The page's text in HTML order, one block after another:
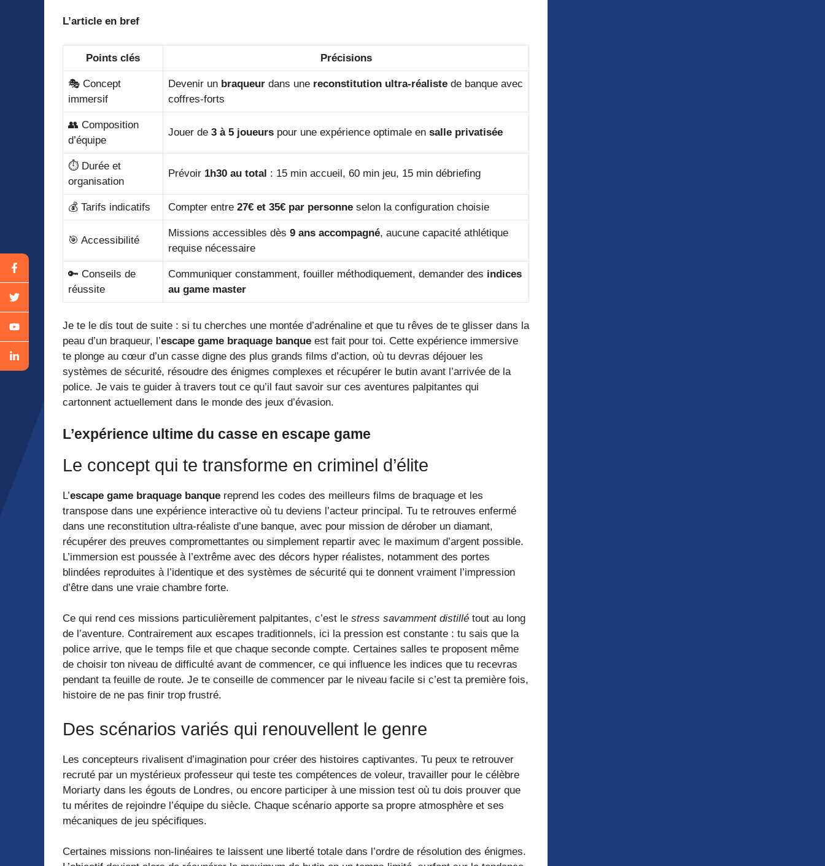
L’article en bref
Points clés Précisions
🎭 Concept
immersif
Devenir un braqueur dans une reconstitution ultra-réaliste de banque avec
coffres-forts
👥 Composition
d’équipe
Jouer de 3 à 5 joueurs pour une expérience optimale en salle privatisée
⏱️ Durée et
organisation
Prévoir 1h30 au total : 15 min accueil, 60 min jeu, 15 min débriefing
💰 Tarifs indicatifs Compter entre 27€ et 35€ par personne selon la configuration choisie
🎯 Accessibilité
Missions accessibles dès 9 ans accompagné, aucune capacité athlétique
requise nécessaire
🔑 Conseils de
réussite
Communiquer constamment, fouiller méthodiquement, demander des indices
au game master
Je te le dis tout de suite : si tu cherches une montée d’adrénaline et que tu rêves de te glisser dans la
peau d’un braqueur, l’escape game braquage banque est fait pour toi. Cette expérience immersive
te plonge au cœur d’un casse digne des plus grands films d’action, où tu devras déjouer les
systèmes de sécurité, résoudre des énigmes complexes et récupérer le butin avant l’arrivée de la
police. Je vais te guider à travers tout ce qu’il faut savoir sur ces aventures palpitantes qui
cartonnent actuellement dans le monde des jeux d’évasion.
L’expérience ultime du casse en escape game
Le concept qui te transforme en criminel d’élite
L’escape game braquage banque reprend les codes des meilleurs films de braquage et les
transpose dans une expérience interactive où tu deviens l’acteur principal. Tu te retrouves enfermé
dans une reconstitution ultra-réaliste d’une banque, avec pour mission de dérober un diamant,
récupérer des preuves compromettantes ou simplement repartir avec le maximum d’argent possible.
L’immersion est poussée à l’extrême avec des décors hyper réalistes, notamment des portes
blindées reproduites à l’identique et des systèmes de sécurité qui te donnent vraiment l’impression
d’être dans une vraie chambre forte.
Ce qui rend ces missions particulièrement palpitantes, c’est le stress savamment distillé tout au long
de l’aventure. Contrairement aux escapes traditionnels, ici la pression est constante : tu sais que la
police arrive, que le temps file et que chaque seconde compte. Certaines salles te proposent même
de choisir ton niveau de difficulté avant de commencer, ce qui influence les indices que tu recevras
pendant ta feuille de route. Je te conseille de commencer par le niveau facile si c’est ta première fois,
histoire de ne pas finir trop frustré.
Des scénarios variés qui renouvellent le genre
Les concepteurs rivalisent d’imagination pour créer des histoires captivantes. Tu peux te retrouver
recruté par un mystérieux professeur qui teste tes compétences de voleur, travailler pour le célèbre
Moriarty dans les égouts de Londres, ou encore participer à une mission test où tu dois prouver que
tu mérites de rejoindre l’équipe du siècle. Chaque scénario apporte sa propre atmosphère et ses
mécaniques de jeu spécifiques.
Certaines missions non-linéaires te laissent une liberté totale dans l’ordre de résolution des énigmes.